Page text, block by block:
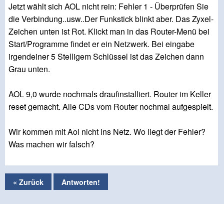
Jetzt wählt sich AOL nicht rein: Fehler 1 - Überprüfen Sie
die Verbindung..usw..Der Funkstick blinkt aber. Das Zyxel-
Zeichen unten ist Rot. Klickt man in das Router-Menü bei
Start/Programme findet er ein Netzwerk. Bei eingabe
irgendeiner 5 Stelligem Schlüssel ist das Zeichen dann
Grau unten.
AOL 9,0 wurde nochmals draufinstalliert. Router im Keller
reset gemacht. Alle CDs vom Router nochmal aufgespielt.
Wir kommen mit Aol nicht ins Netz. Wo liegt der Fehler?
Was machen wir falsch?
« Zurück Antworten!